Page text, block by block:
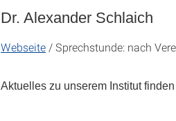
Dr. Alexander Schlaich
Webseite / Sprechstunde: nach
Aktuelles zu unserem Institut